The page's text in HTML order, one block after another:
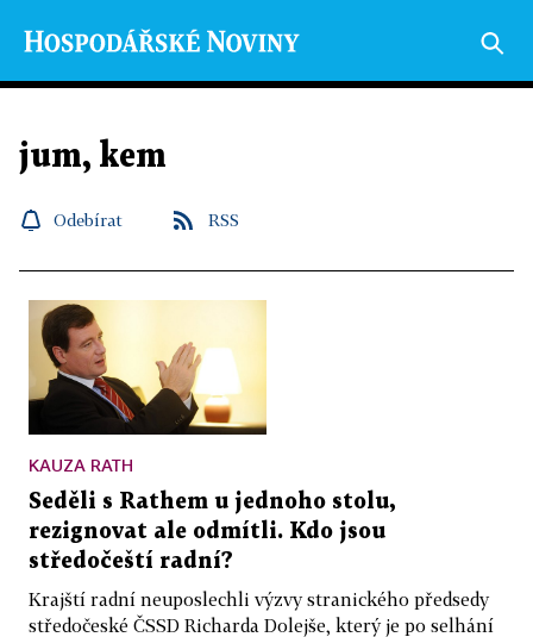
jum, kem
Odebírat RSS
KAUZA RATH
Seděli s Rathem u jednoho stolu,
rezignovat ale odmítli. Kdo jsou
středočeští radní?
Krajští radní neuposlechli výzvy stranického předsedy
středočeské ČSSD Richarda Dolejše, který je po selhání